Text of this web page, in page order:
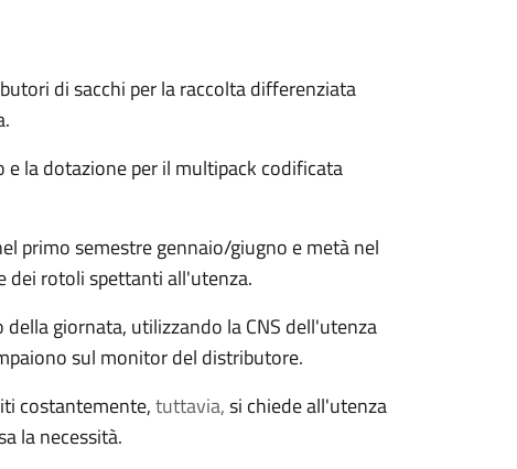
di sacchi per la raccolta differenziata
la dotazione per il multipack codificata
primo semestre gennaio/giugno e metà nel
dei rotoli spettanti all'utenza.
giornata, utilizzando la CNS dell'utenza
sul monitor del distributore.
costantemente,tuttavia,si chiede all'utenza
la necessità.